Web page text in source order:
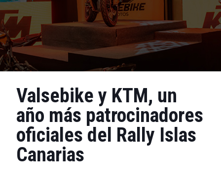
Valsebike y KTM, un
año más patrocinadores
oficiales del Rally Islas
Canarias